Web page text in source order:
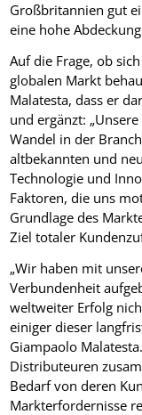
Großbritannien gut
eine hohe
Auf die Frage, ob
globalen Markt
Malatesta, dass er
und ergänzt:
Wandel in der
altbekannten und
Technologie und
Faktoren, die uns
Grundlage des
Ziel totaler
„Wir haben mit
Verbundenheit
weltweiter Erfolg
einiger dieser
Giampaolo
Distributeuren
Bedarf von deren
Markterfordernisse